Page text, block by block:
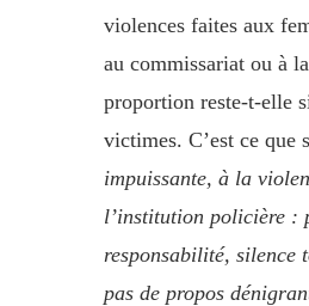
violences faites aux
au commissariat ou à
proportion reste-t-elle
victimes. C’est ce que
impuissante, à la
l’institution policière :
responsabilité, silence
pas de propos